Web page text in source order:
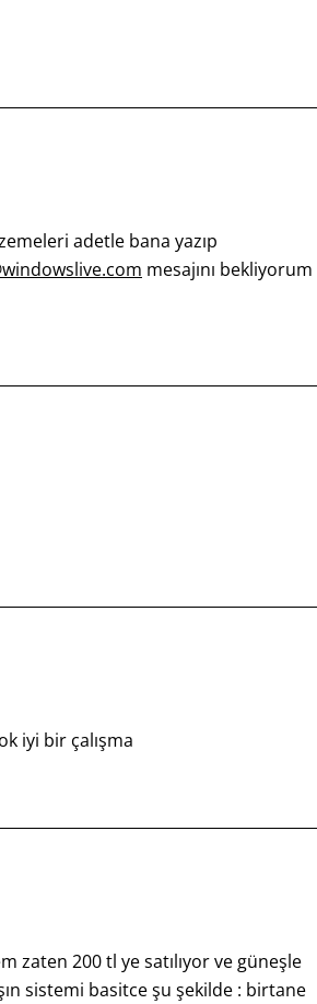
adetle bana yazıp
mesajını bekliyorum
iyi bir çalışma
zaten 200 tl ye satılıyor ve güneşle
sistemi basitce şu şekilde : birtane